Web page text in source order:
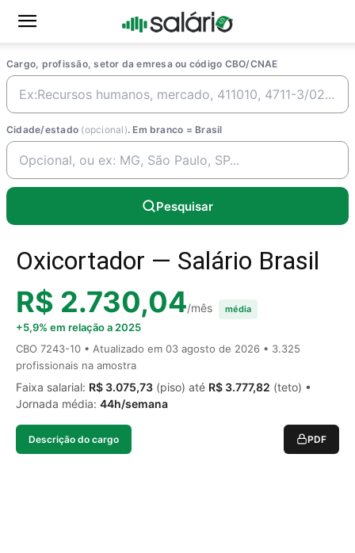
Cargo, profissão, setor da emresa ou código CBO/CNAE
Cidade/estado (opcional). Em branco = Brasil
Pesquisar
Oxicortador — Salário Brasil
R$ 2.730,04/mês média
+5,9% em relação a 2025
CBO 7243-10 • Atualizado em 03 agosto de 2026 • 3.325
profissionais na amostra
Faixa salarial: R$ 3.075,73 (piso) até R$ 3.777,82 (teto) •
Jornada média: 44h/semana
Descrição do cargo PDF